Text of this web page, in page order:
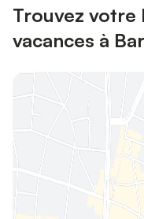
Trouvez votre
vacances à